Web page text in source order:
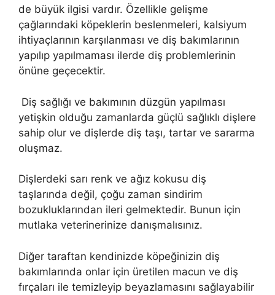
de büyük ilgisi vardır. Özellikle gelişme
çağlarındaki köpeklerin beslenmeleri, kalsiyum
ihtiyaçlarının karşılanması ve diş bakımlarının
yapılıp yapılmaması ilerde diş problemlerinin
önüne geçecektir.
Diş sağlığı ve bakımının düzgün yapılması
yetişkin olduğu zamanlarda güçlü sağlıklı dişlere
sahip olur ve dişlerde diş taşı, tartar ve sararma
oluşmaz.
Dişlerdeki sarı renk ve ağız kokusu diş
taşlarında değil, çoğu zaman sindirim
bozukluklarından ileri gelmektedir. Bunun için
mutlaka veterinerinize danışmalısınız.
Diğer taraftan kendinizde köpeğinizin diş
bakımlarında onlar için üretilen macun ve diş
fırçaları ile temizleyip beyazlamasını sağlayabilir